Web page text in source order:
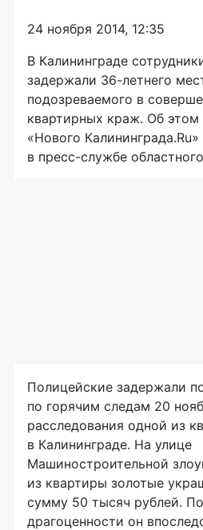
24 ноября 2014, 12:35
В Калининграде
задержали 36-летнего
подозреваемого в
квартирных краж. Об этом
«Нового
в пресс-службе
Полицейские задержали
по горячим следам 20
расследования одной из
в Калининграде. На улице
Машиностроительной
из квартиры золотые
сумму 50 тысяч рублей.
драгоценности он